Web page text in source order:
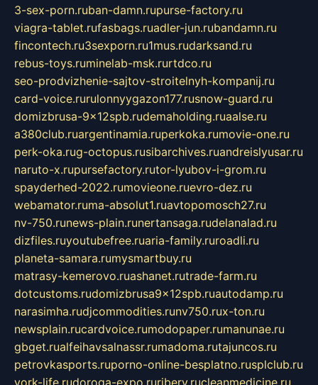
3-sex-porn.ruban-damn.rupurse-factory.ru
viagra-tablet.rufasbags.ruadler-jun.rubandamn.ru
fincontech.ru3sexporn.ru1mus.rudarksand.ru
rebus-toys.ruminelab-msk.rurtdco.ru
seo-prodvizhenie-sajtov-stroitelnyh-kompanij.ru
card-voice.rurulonnyygazon177.rusnow-guard.ru
domizbrusa-9x12spb.rudemaholding.ruaalse.ru
a380club.ruargentinamia.ruperkoka.rumovie-one.ru
perk-oka.rug-octopus.rusibarchives.ruandreislyusar.ru
naruto-x.rupursefactory.rutor-lyubov-i-grom.ru
spayderhed-2022.rumovieone.ruevro-dez.ru
webamator.ruma-absolut1.ruavtopomosch27.ru
nv-750.runews-plain.runertansaga.rudelanalad.ru
dizfiles.ruyoutubefree.ruaria-family.ruroadli.ru
planeta-samara.rumysmartbuy.ru
matrasy-kemerovo.ruashanet.rutrade-farm.ru
dotcustoms.rudomizbrusa9x12spb.ruautodamp.ru
narasimha.rudjcommodities.runv750.rux-ton.ru
newsplain.rucardvoice.rumodopaper.rumanunae.ru
gbget.rualfeihavsalnassr.rumadoma.rutajuncos.ru
petrovkasports.ruporno-online-besplatno.rusplclub.ru
york-life.rudoroga-expo.ruribery.rucleanmedicine.ru